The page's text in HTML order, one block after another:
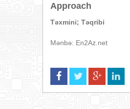
Approach
Təxmini; Təqribi
Mənbə: En2Az.net